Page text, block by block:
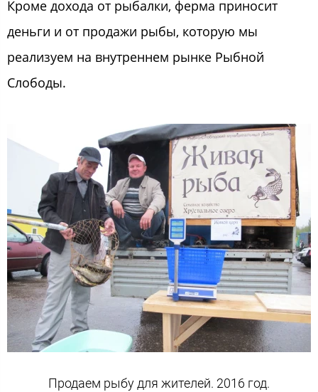
Кроме дохода от рыбалки, ферма приносит
деньги и от продажи рыбы, которую мы
реализуем на внутреннем рынке Рыбной
Слободы.
Продаем рыбу для жителей. 2016 год.